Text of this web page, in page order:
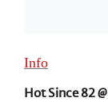
Info
Hot Since 82 @